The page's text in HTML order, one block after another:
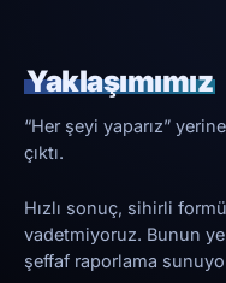
Yaklaşımımız
“Her şeyi yaparız”
çıktı.
Hızlı sonuç, sihirli
vadetmiyoruz. Bunun
şeffaf raporlama